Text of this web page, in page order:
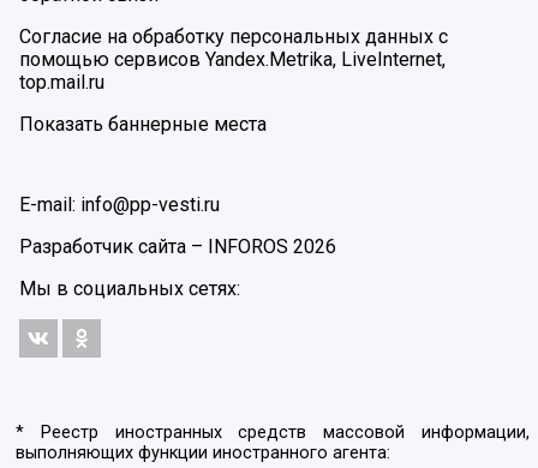
Согласие на обработку персональных данных с
помощью сервисов Yandex.Metrika, LiveInternet,
top.mail.ru
Показать баннерные места
E-mail: info@pp-vesti.ru
Разработчик сайта –
INFOROS 2026
Мы в социальных сетях:
* Реестр иностранных средств массовой информации,
выполняющих функции иностранного агента: